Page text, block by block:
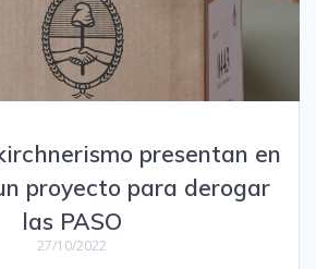
presentan en
proyecto para derogar
las PASO
27/10/2022